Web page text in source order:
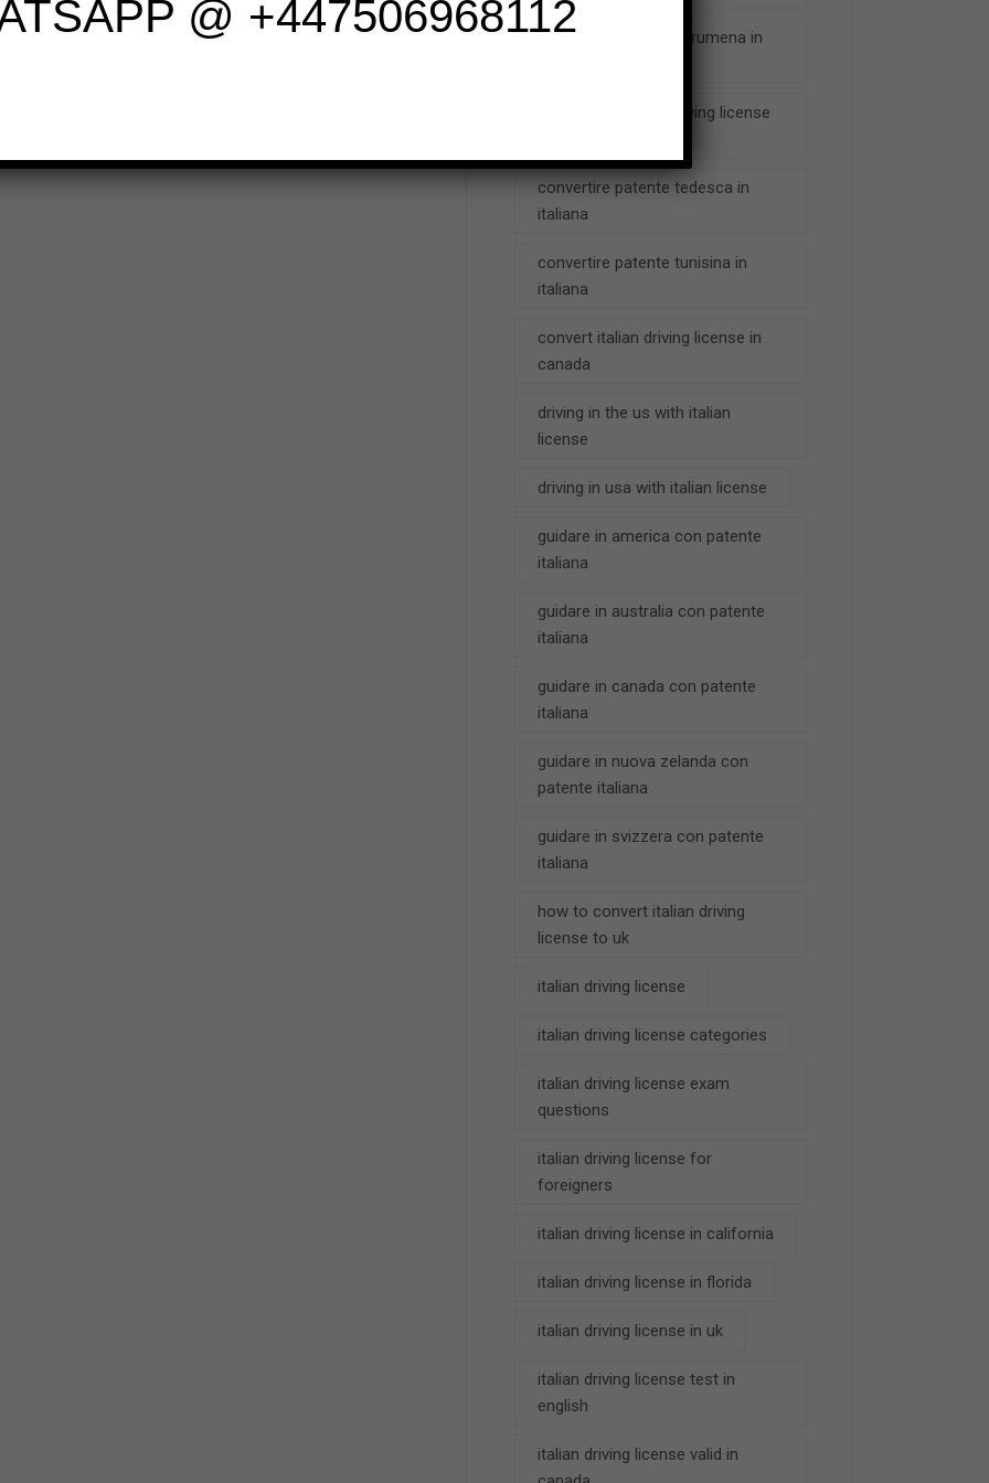
conversione patente rumena in
convert american driving license
convertire patente tedesca in
italiana
convertire patente tunisina in
italiana
convert italian driving license in
canada
driving in the us with italian
license
driving in usa with italian license
guidare in america con patente
italiana
guidare in australia con patente
italiana
guidare in canada con patente
italiana
guidare in nuova zelanda con
patente italiana
guidare in svizzera con patente
italiana
how to convert italian driving
license to uk
italian driving license
italian driving license categories
italian driving license exam
questions
italian driving license for
foreigners
italian driving license in california
italian driving license in florida
italian driving license in uk
italian driving license test in
english
italian driving license valid in
@ +447506968112